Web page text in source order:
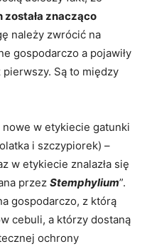
znacząco
należy zwrócić na
gospodarczo a pojawiły
pierwszy. Są to między
w etykiecie gatunki
i szczypiorek) –
w etykiecie znalazła się
przez Stemphylium”.
gospodarczo, z którą
cebuli, a którzy dostaną
ochrony